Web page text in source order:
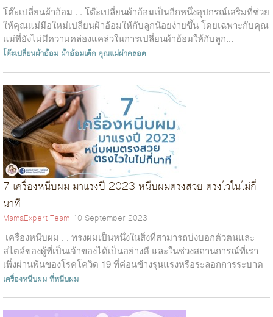
โต๊ะเปลี่ยนผ้าอ้อม . . โต๊ะเปลี่ยนผ้าอ้อมเป็นอีกหนึ่งอุปกรณ์เสริมที่ช่วย
ให้คุณแม่มือใหม่เปลี่ยนผ้าอ้อมให้กับลูกน้อยง่ายขึ้น โดยเฉพาะกับคุณ
แม่ที่ยังไม่มีความคล่องแคล่วในการเปลี่ยนผ้าอ้อมให้กับลูก...
โต๊ะเปลี่ยนผ้าอ้อม ผ้าอ้อมเด็ก คุณแม่ผ่าคลอด
7 เครื่องหนีบผม มาแรงปี 2023 หนีบผมตรงสวย ตรงไวในไม่กี่
นาที
MamaExpert Team 10 September 2023
เครื่องหนีบผม . . ทรงผมเป็นหนึ่งในสิ่งที่สามารถบ่งบอกตัวตนและ
สไตล์ของผู้ที่เป็นเจ้าของได้เป็นอย่างดี และในช่วงสถานการณ์ที่เรา
เพิ่งผ่านพ้นของโรคโควิด 19 ที่ค่อนข้างรุนแรงหรือระลอกการระบาด
ที่...
เครื่องหนีบผมที่หนีบผม